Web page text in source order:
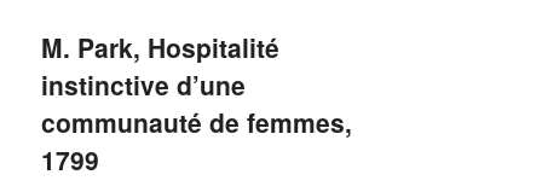
M. Park, Hospitalité
instinctive d’une
communauté de femmes,
1799